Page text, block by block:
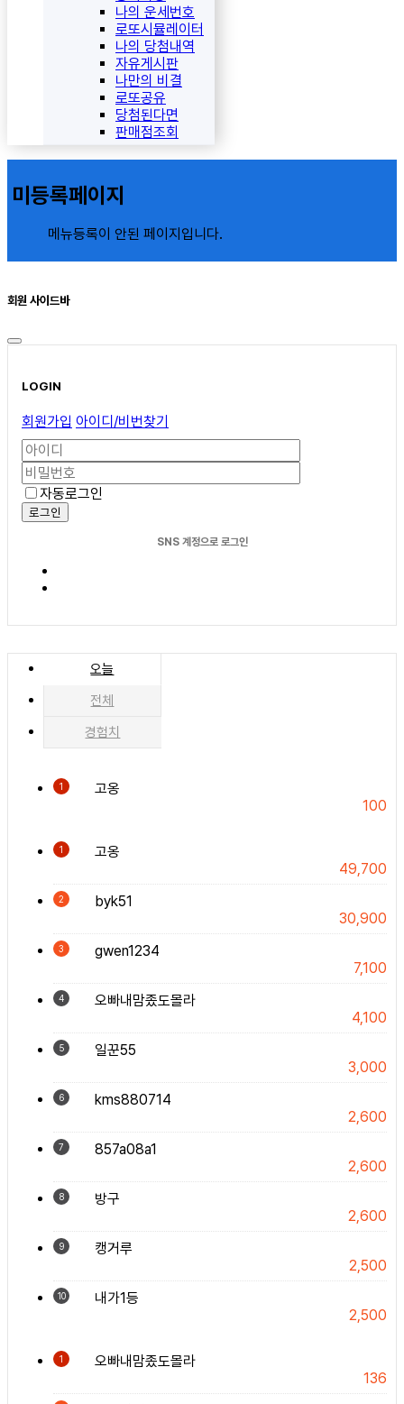
나의 운세번호
로또시뮬레이터
나의 당첨내역
자유게시판
나만의 비결
로또공유
당첨된다면
판매점조회
미등록페이지
메뉴등록이 안된 페이지입니다.
회원 사이드바
LOGIN
회원가입 아이디/비번찾기
자동로그인
로그인
SNS 계정으로 로그인
오늘
전체
경험치
1
고옹
100
1
고옹
49,700
2
byk51
30,900
3
gwen1234
7,100
4
오빠내맘좄도몰라
4,100
5
일꾼55
3,000
6
kms880714
2,600
7
857a08a1
2,600
8
방구
2,600
9
캥거루
2,500
10
내가1등
2,500
1
오빠내맘좄도몰라
136